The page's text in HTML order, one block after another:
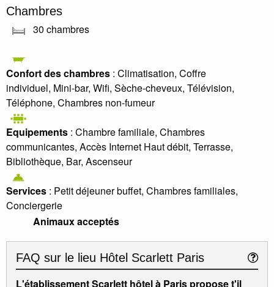
Chambres
30 chambres
Confort des chambres : Climatisation, Coffre
individuel, Mini-bar, Wifi, Sèche-cheveux, Télévision,
Téléphone, Chambres non-fumeur
Equipements : Chambre familiale, Chambres
communicantes, Accès Internet Haut débit, Terrasse,
Bibliothèque, Bar, Ascenseur
Services : Petit déjeuner buffet, Chambres familiales,
Conciergerie
Animaux acceptés
FAQ sur le lieu Hôtel Scarlett Paris
L'établissement Scarlett hôtel à Paris propose t'il